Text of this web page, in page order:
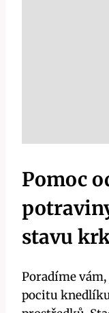
Pomoc
stavu
Poradíme⁣
pocitu‌